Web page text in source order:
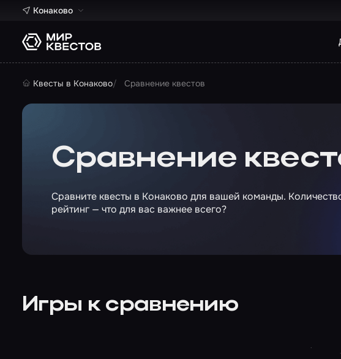
Конаково
Квесты в Конаково Сравнение квестов
Сравнение
Сравните квесты в Конаково для вашей команды.
рейтинг — что для вас важнее всего?
Игры к сравнению